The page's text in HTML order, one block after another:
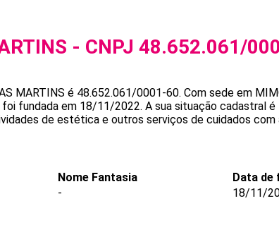
- CNPJ 48.652.061/
MARTINS é 48.652.061/0001-60. Com sede em
foi fundada em 18/11/2022. A sua situação cadastral é
de estética e outros serviços de cuidados com
Nome Fantasia
-
Data de
18/11/